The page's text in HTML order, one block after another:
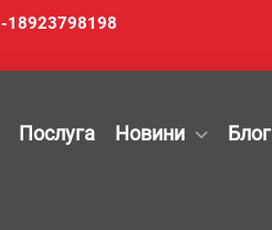
18923798198
Послуга Новини Блог